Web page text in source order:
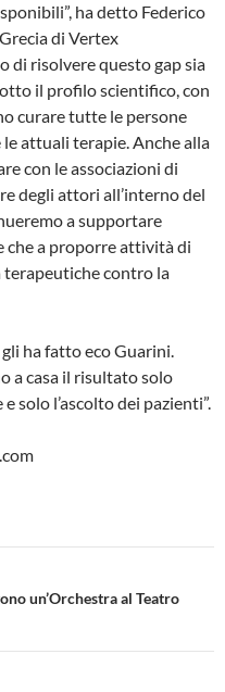
ha detto Federico
di Vertex
di risolvere questo gap sia
il profilo scientifico, con
curare tutte le persone
attuali terapie. Anche alla
con le associazioni di
degli attori all’interno del
a supportare
che a proporre attività di
terapeutiche contro la
ha fatto eco Guarini.
a casa il risultato solo
solo l’ascolto dei pazienti”.
un’Orchestra al Teatro